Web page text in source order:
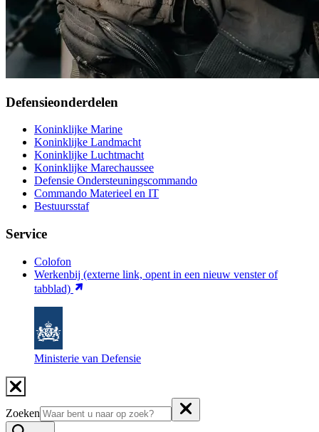
Defensieonderdelen
Koninklijke Marine
Koninklijke Landmacht
Koninklijke Luchtmacht
Koninklijke Marechaussee
Defensie Ondersteuningscommando
Commando Materieel en IT
Bestuursstaf
Service
Colofon
Werkenbij (externe link, opent in een nieuw venster of
tabblad)
Ministerie van Defensie
Zoeken